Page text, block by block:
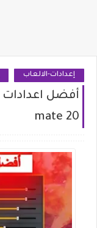
إعدادات-الالعاب
mate 20